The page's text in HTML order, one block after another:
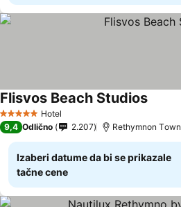
5 ZvezdiceHotel
Flisvos Beach Studios
9,4 Odlično 2.207 Rethymnon
Izaberi datume da bi se prikazale
tačne cene